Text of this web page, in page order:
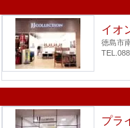
イオ
徳島市
プラ